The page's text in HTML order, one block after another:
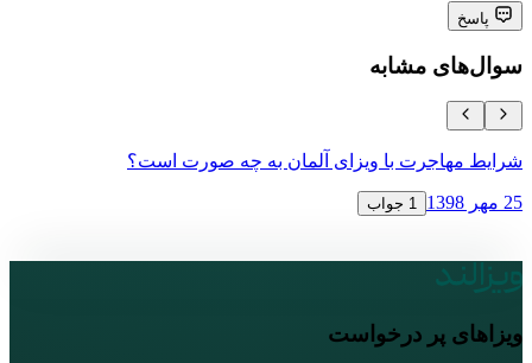
مشابه
با ویزای آلمان به چه صورت است؟
1 جواب
پر درخواست